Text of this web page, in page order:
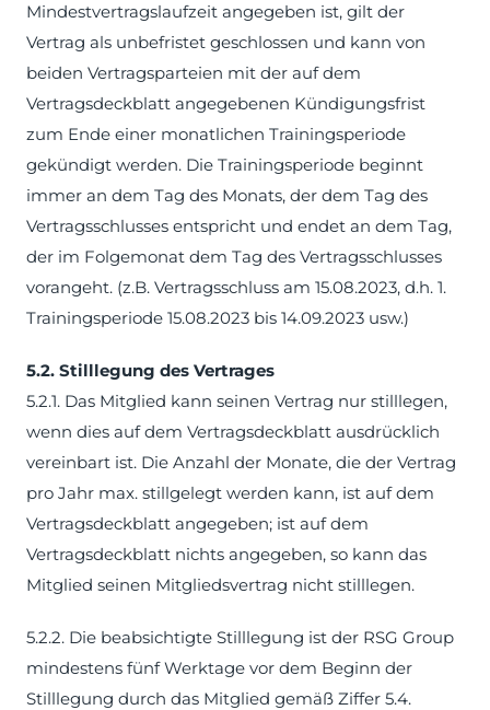
Mindestvertragslaufzeit angegeben ist, gilt der
Vertrag als unbefristet geschlossen und kann von
beiden Vertragsparteien mit der auf dem
Vertragsdeckblatt angegebenen Kündigungsfrist
zum Ende einer monatlichen Trainingsperiode
gekündigt werden. Die Trainingsperiode beginnt
immer an dem Tag des Monats, der dem Tag des
Vertragsschlusses entspricht und endet an dem Tag,
der im Folgemonat dem Tag des Vertragsschlusses
vorangeht. (z.B. Vertragsschluss am 15.08.2023, d.h. 1.
Trainingsperiode 15.08.2023 bis 14.09.2023 usw.)
5.2. Stilllegung des Vertrages
5.2.1. Das Mitglied kann seinen Vertrag nur stilllegen,
wenn dies auf dem Vertragsdeckblatt ausdrücklich
vereinbart ist. Die Anzahl der Monate, die der Vertrag
pro Jahr max. stillgelegt werden kann, ist auf dem
Vertragsdeckblatt angegeben; ist auf dem
Vertragsdeckblatt nichts angegeben, so kann das
Mitglied seinen Mitgliedsvertrag nicht stilllegen.
5.2.2. Die beabsichtigte Stilllegung ist der RSG Group
mindestens fünf Werktage vor dem Beginn der
Stilllegung durch das Mitglied gemäß Ziffer 5.4.